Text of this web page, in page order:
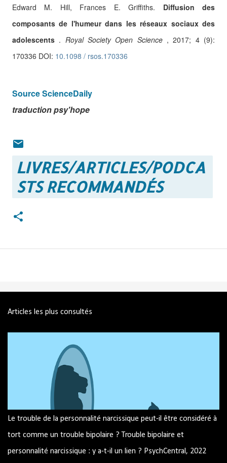
Edward M. Hill, Frances E. Griffiths. Diffusion des
composants de l'humeur dans les réseaux sociaux des
adolescents . Royal Society Open Science, 2017; 4 (9):
170336 DOI: 10.1098 / rsos.170336
Source ScienceDaily
traduction psy'hope
LIVRES/ARTICLES/PODCA
STS RECOMMANDÉS
Articles les plus consultés
Le trouble de la personnalité narcissique peut-il être considéré à
tort comme un trouble bipolaire ? Trouble bipolaire et
personnalité narcissique : y a-t-il un lien ? PsychCentral, 2022